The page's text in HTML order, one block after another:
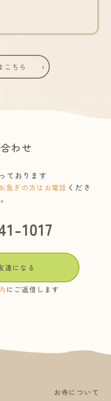
こちら
わせ
承っております
お急ぎの方はお電話 くださ
1017
達になる
にご返信します
お寺について